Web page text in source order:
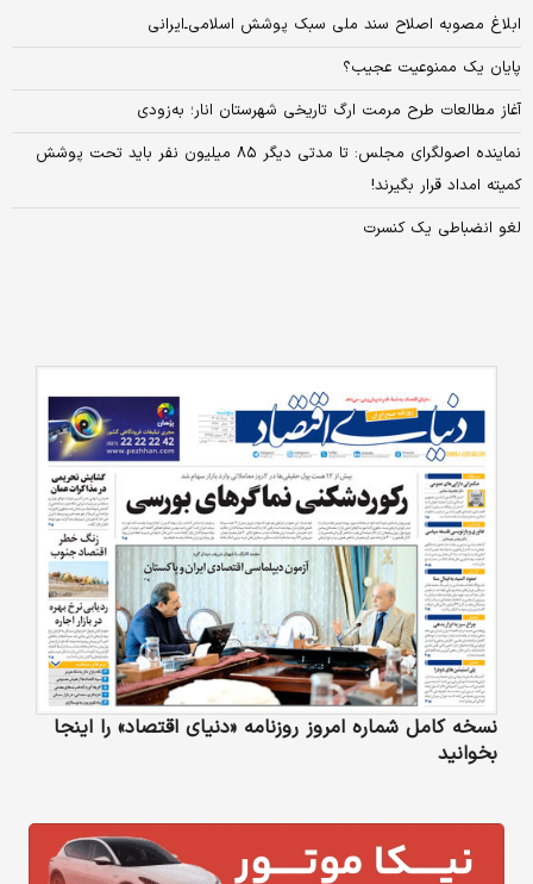
ابلاغ مصوبه اصلاح سند ملی سبک پوشش اسلامی‌ـ‌ایرانی
پایان یک ممنوعیت عجیب؟
آغاز مطالعات طرح مرمت ارگ تاریخی شهرستان انار؛ به‌زودی
نماینده اصولگرای مجلس: تا مدتی دیگر ۸۵ میلیون نفر باید تحت پوشش
کمیته امداد قرار بگیرند!
لغو انضباطی یک کنسرت
نسخه کامل شماره امروز روزنامه «دنیای‌ اقتصاد» را اینجا
بخوانید